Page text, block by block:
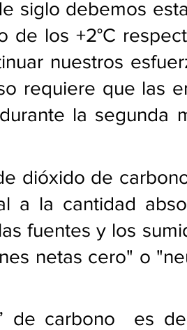
siglo debemos
de los +2°C
nuestros
requiere que las
la segunda
dióxido de
a la cantidad
fuentes y los
netas cero" o
de carbono  es